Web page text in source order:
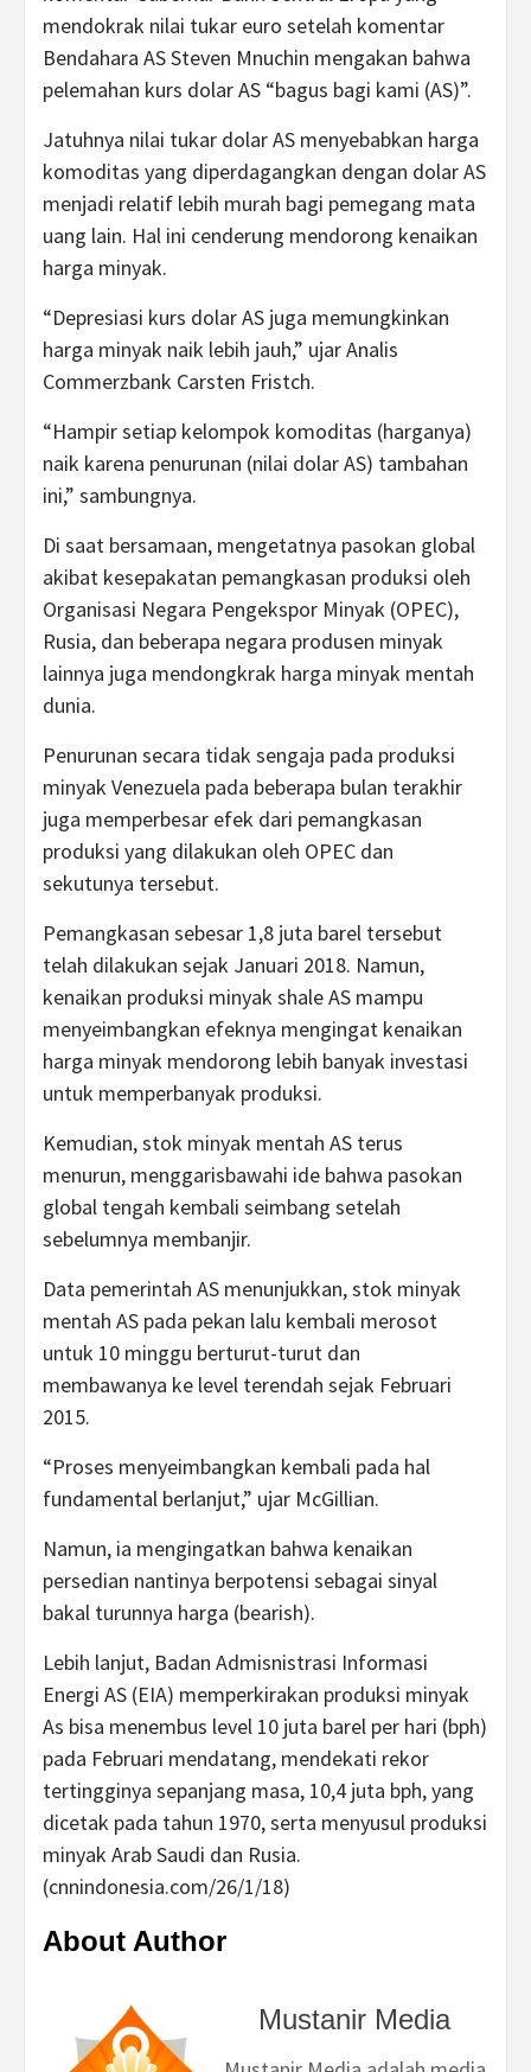
mendokrak nilai tukar euro setelah komentar
Bendahara AS Steven Mnuchin mengakan bahwa
pelemahan kurs dolar AS “bagus bagi kami (AS)”.
Jatuhnya nilai tukar dolar AS menyebabkan harga
komoditas yang diperdagangkan dengan dolar AS
menjadi relatif lebih murah bagi pemegang mata
uang lain. Hal ini cenderung mendorong kenaikan
harga minyak.
“Depresiasi kurs dolar AS juga memungkinkan
harga minyak naik lebih jauh,” ujar Analis
Commerzbank Carsten Fristch.
“Hampir setiap kelompok komoditas (harganya)
naik karena penurunan (nilai dolar AS) tambahan
ini,” sambungnya.
Di saat bersamaan, mengetatnya pasokan global
akibat kesepakatan pemangkasan produksi oleh
Organisasi Negara Pengekspor Minyak (OPEC),
Rusia, dan beberapa negara produsen minyak
lainnya juga mendongkrak harga minyak mentah
dunia.
Penurunan secara tidak sengaja pada produksi
minyak Venezuela pada beberapa bulan terakhir
juga memperbesar efek dari pemangkasan
produksi yang dilakukan oleh OPEC dan
sekutunya tersebut.
Pemangkasan sebesar 1,8 juta barel tersebut
telah dilakukan sejak Januari 2018. Namun,
kenaikan produksi minyak shale AS mampu
menyeimbangkan efeknya mengingat kenaikan
harga minyak mendorong lebih banyak investasi
untuk memperbanyak produksi.
Kemudian, stok minyak mentah AS terus
menurun, menggarisbawahi ide bahwa pasokan
global tengah kembali seimbang setelah
sebelumnya membanjir.
Data pemerintah AS menunjukkan, stok minyak
mentah AS pada pekan lalu kembali merosot
untuk 10 minggu berturut-turut dan
membawanya ke level terendah sejak Februari
2015.
“Proses menyeimbangkan kembali pada hal
fundamental berlanjut,” ujar McGillian.
Namun, ia mengingatkan bahwa kenaikan
persedian nantinya berpotensi sebagai sinyal
bakal turunnya harga (bearish).
Lebih lanjut, Badan Admisnistrasi Informasi
Energi AS (EIA) memperkirakan produksi minyak
As bisa menembus level 10 juta barel per hari (bph)
pada Februari mendatang, mendekati rekor
tertingginya sepanjang masa, 10,4 juta bph, yang
dicetak pada tahun 1970, serta menyusul produksi
minyak Arab Saudi dan Rusia.
(cnnindonesia.com/26/1/18)
About Author
Mustanir Media